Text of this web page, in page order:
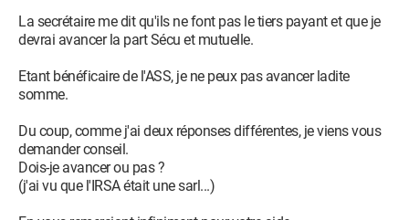
La secrétaire me dit qu'ils ne font pas le tiers payant et que je
devrai avancer la part Sécu et mutuelle.
Etant bénéficaire de l'ASS, je ne peux pas avancer ladite
somme.
Du coup, comme j'ai deux réponses différentes, je viens vous
demander conseil.
Dois-je avancer ou pas ?
(j'ai vu que l'IRSA était une sarl...)